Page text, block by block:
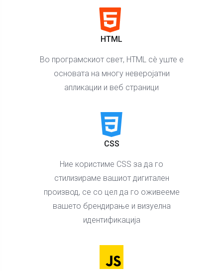
HTML
Во програмскиот свет, HTML сè уште е
основата на многу неверојатни
апликации и веб страници
CSS
Ние користиме CSS за да го
стилизираме вашиот дигитален
производ, се со цел да го оживееме
вашето брендирање и визуелна
идентификација